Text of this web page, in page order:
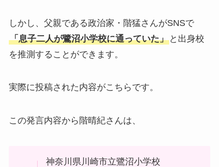
しかし、父親である政治家・階猛さんがSNSで
「息子二人が鷺沼小学校に通っていた」と出身校
を推測することができます。
実際に投稿された内容がこちらです。
この発言内容から階晴紀さんは、
神奈川県川崎市立鷺沼小学校